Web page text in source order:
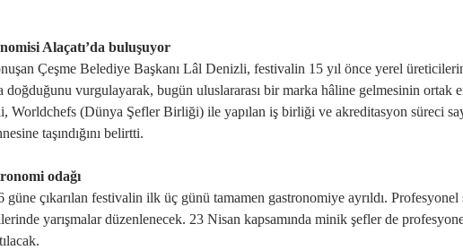
Alaçatı’da buluşuyor
Çeşme Belediye Başkanı Lâl Denizli, festivalin 15 yıl önce yerel
doğduğunu vurgulayarak, bugün uluslararası bir marka hâline gelmesinin ortak
Worldchefs (Dünya Şefler Birliği) ile yapılan iş birliği ve akreditasyon süreci
taşındığını belirtti.
odağı
çıkarılan festivalin ilk üç günü tamamen gastronomiye ayrıldı. Profesyonel
yarışmalar düzenlenecek. 23 Nisan kapsamında minik şefler de